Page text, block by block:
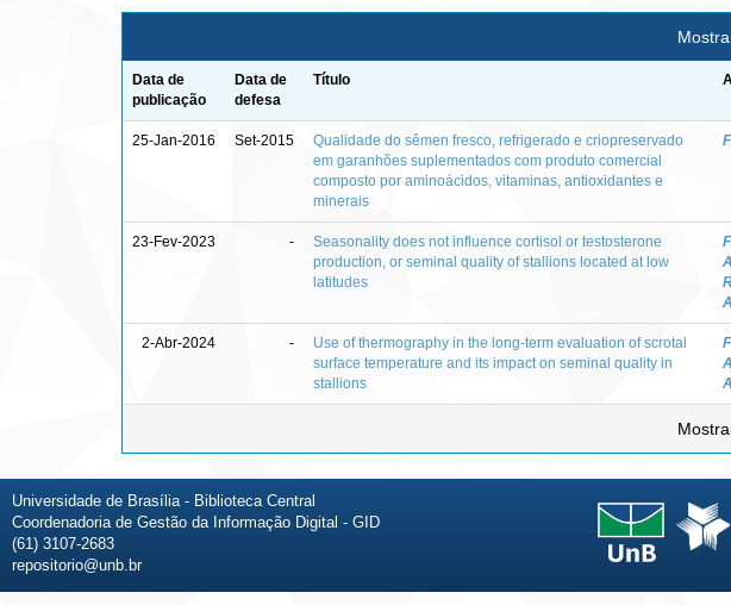
Data de
publicação
Data de
defesa
Título
25-Jan-2016 Set-2015
Qualidade do sêmen fresco, refrigerado e criopreservado
em garanhões suplementados com produto comercial
composto por aminoácidos, vitaminas, antioxidantes e
minerais
23-Fev-2023 -
Seasonality does not influence cortisol or testosterone
production, or seminal quality of stallions located at low
latitudes
2-Abr-2024 -
Use of thermography in the long-term evaluation of scrotal
surface temperature and its impact on seminal quality in
stallions
Universidade de Brasília - Biblioteca Central
Coordenadoria de Gestão da Informação Digital - GID
(61) 3107-2683
repositorio@unb.br